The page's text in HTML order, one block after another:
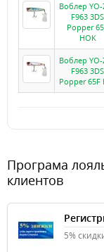
Воблер
F963 3DS
Popper
HOK
Воблер
F963 3DS
Popper 65F
Програма
клиентов
5%